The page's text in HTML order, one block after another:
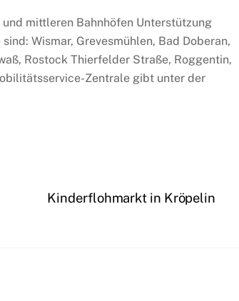
mittleren Bahnhöfen Unterstützung
Wismar, Grevesmühlen, Bad Doberan,
Rostock Thierfelder Straße, Roggentin,
Zentrale gibt unter der
Kinderflohmarkt in Kröpelin